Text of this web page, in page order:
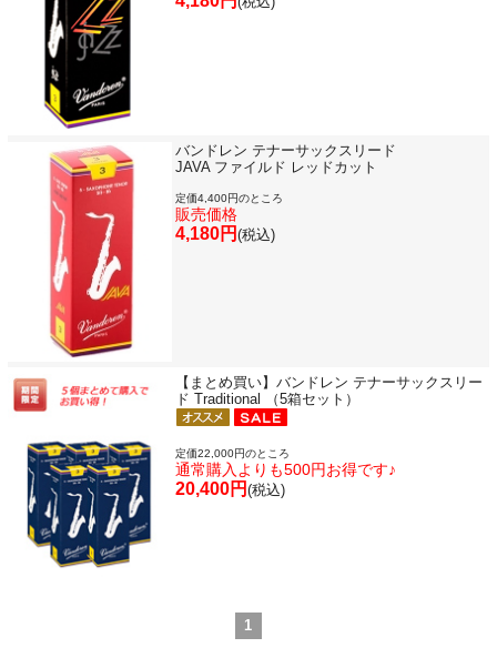
バンドレン テナーサックスリード
JAVA ファイルド レッドカット
定価4,400円のところ
販売価格
4,180円 (税込)
【まとめ買い】バンドレン テナーサックスリー
ド Traditional （5箱セット）
定価22,000円のところ
通常購入よりも500円お得です♪
20,400円 (税込)
1
ご利用ガイド サポート・保証
よくあるご質問
特定商取引法